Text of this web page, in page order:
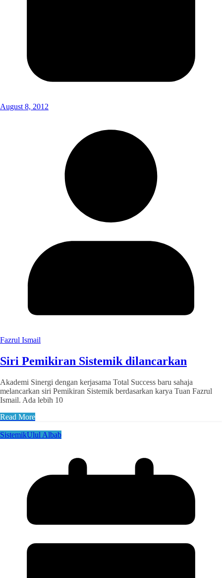
August 8, 2012
Fazrul Ismail
Siri Pemikiran Sistemik dilancarkan
Akademi Sinergi dengan kerjasama Total Success baru sahaja
melancarkan siri Pemikiran Sistemik berdasarkan karya Tuan Fazrul
Ismail. Ada lebih 10
Read More
SistemikUlul Albab